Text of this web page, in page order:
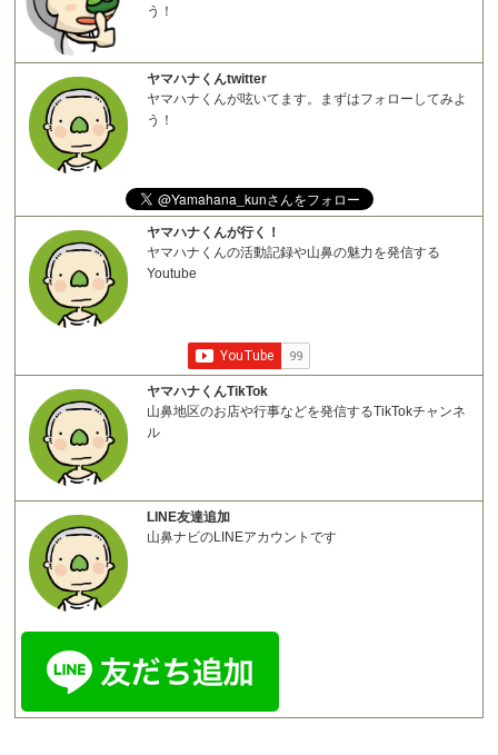
う！
ヤマハナくんtwitter
ヤマハナくんが呟いてます。まずはフォローしてみよ
う！
ヤマハナくんが行く！
ヤマハナくんの活動記録や山鼻の魅力を発信する
Youtube
ヤマハナくんTikTok
山鼻地区のお店や行事などを発信するTikTokチャンネ
ル
LINE友達追加
山鼻ナビのLINEアカウントです